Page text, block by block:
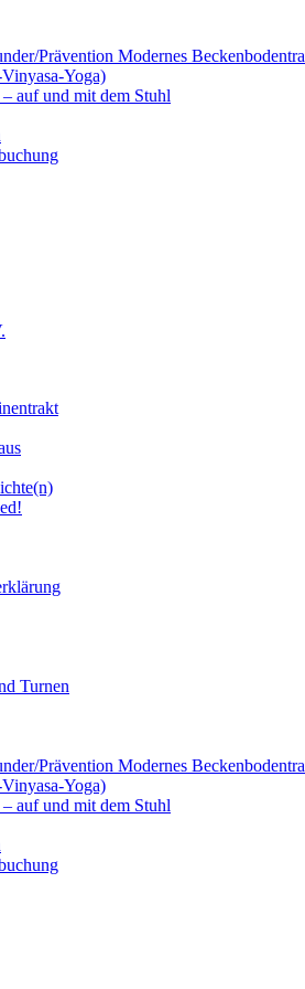
Prävention Modernes
Yoga)
– auf und mit dem Stuhl
Turnen
Prävention Modernes
Yoga)
– auf und mit dem Stuhl